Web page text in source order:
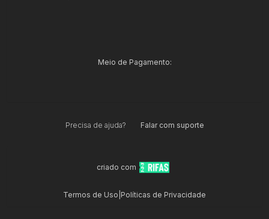
Meio de Pagamento:
Precisa de ajuda? Falar com suporte
criado com
Termos de Uso Políticas de Privacidade